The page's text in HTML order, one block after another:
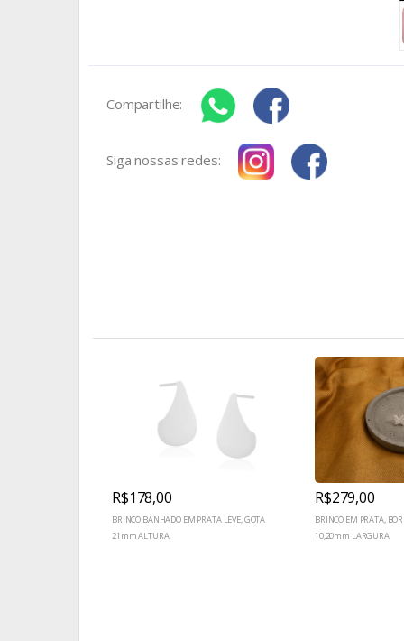
Compartilhe:
Siga nossas redes:
R$178,00
BRINCO BANHADO EM PRATA LEVE, GOTA
21mm ALTURA
R$279,00
BRINCO EM PRATA,
10,20mm LARGURA